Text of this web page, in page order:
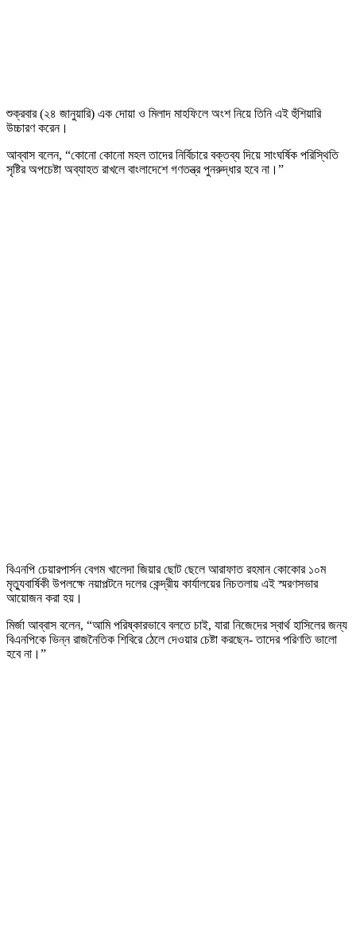
শুক্রবার (২৪ জানুয়ারি) এক দোয়া ও মিলাদ মাহফিলে অংশ নিয়ে তিনি এই হুঁশিয়ারি
উচ্চারণ করেন।
আব্বাস বলেন, “কোনো কোনো মহল তাদের নির্বিচারে বক্তব্য দিয়ে সাংঘর্ষিক পরিস্থিতি
সৃষ্টির অপচেষ্টা অব্যাহত রাখলে বাংলাদেশে গণতন্ত্র পুনরুদ্ধার হবে না।”
বিএনপি চেয়ারপার্সন বেগম খালেদা জিয়ার ছোট ছেলে আরাফাত রহমান কোকোর ১০ম
মৃত্যুবার্ষিকী উপলক্ষে নয়াপল্টনে দলের কেন্দ্রীয় কার্যালয়ের নিচতলায় এই স্মরণসভার
আয়োজন করা হয়।
মির্জা আব্বাস বলেন, “আমি পরিষ্কারভাবে বলতে চাই, যারা নিজেদের স্বার্থ হাসিলের জন্য
বিএনপিকে ভিন্ন রাজনৈতিক শিবিরে ঠেলে দেওয়ার চেষ্টা করছেন- তাদের পরিণতি ভালো
হবে না।”